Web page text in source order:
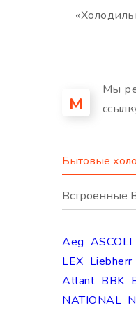
М
Мы
Бытовые
Aeg ASCOLI
LEX Liebherr
Atlant BBK
NATIONAL